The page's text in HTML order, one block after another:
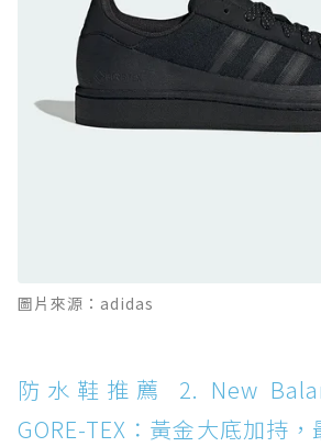
防水鞋推薦 10. PUMA
GORE-TEX：氮氣中底注入，
全天候越野跑鞋
防水鞋推薦 11. On
感軟彈、搭載 Missiongrip™
Boot：馬汀首款雨靴登場，經
防水鞋推薦 14.
WATERPROOF：一踩即穿懶
異大底與全防水厚底健走鞋
圖片來源：adidas
防水鞋推薦 2. New
GORE-TEX：黃金大底加持